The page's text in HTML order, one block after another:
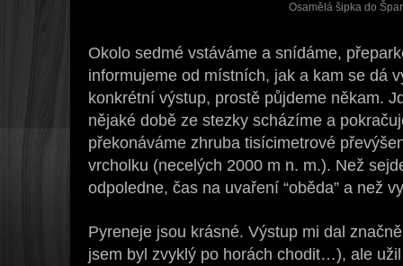
Osamělá šipka do
Okolo sedmé vstáváme a snídáme,
informujeme od místních, jak a kam se dá
konkrétní výstup, prostě půjdeme někam.
nějaké době ze stezky scházíme a
překonáváme zhruba tisícimetrové
vrcholku (necelých 2000 m n. m.). Než
odpoledne, čas na uvaření “oběda” a než
Pyreneje jsou krásné. Výstup mi dal
jsem byl zvyklý po horách chodit…), ale